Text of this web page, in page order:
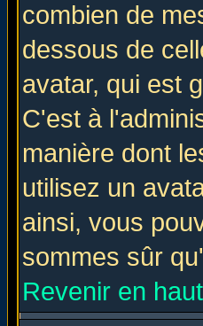
combien de
dessous de
avatar, qui est
C'est à
manière dont
utilisez un
ainsi, vous
sommes sûr
Revenir en haut